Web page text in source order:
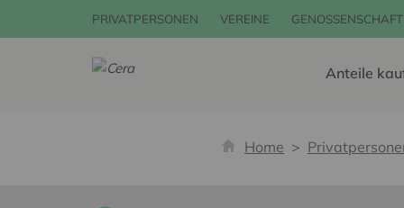
PRIVATPERSONEN VEREINE
Anteile
Home